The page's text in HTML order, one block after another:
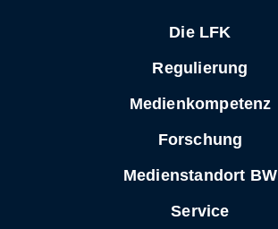
Die LFK
Regulierung
Medienkompetenz
Forschung
Medienstandort BW
Service